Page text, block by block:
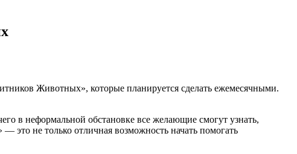
Животных», которые планируется сделать ежемесячными.
в неформальной обстановке все желающие смогут узнать,
это не только отличная возможность начать помогать